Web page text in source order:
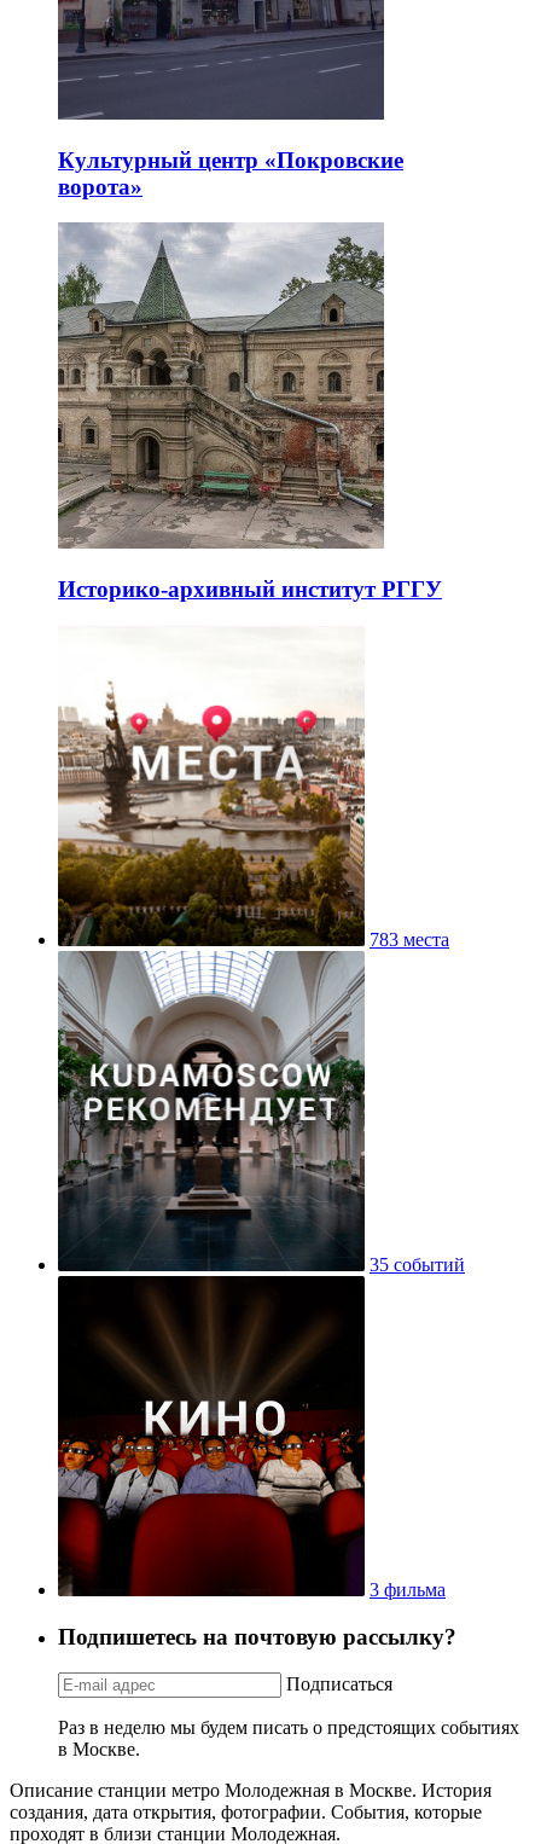
Культурный центр «Покровские
ворота»
Историко-архивный институт РГГУ
783 места
35 событий
3 фильма
Подпишетесь на почтовую рассылку?
Подписаться
Раз в неделю мы будем писать о предстоящих событиях
в Москве.
Описание станции метро Молодежная в Москве. История
создания, дата открытия, фотографии. События, которые
проходят в близи станции Молодежная.